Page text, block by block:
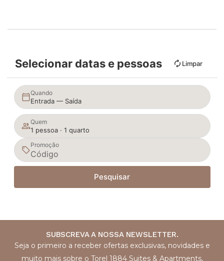
Selecionar datas e pessoas Limpar
Quando
Entrada — Saída
Quem
1 pessoa · 1 quarto
Promoção
Pesquisar
SUBSCREVA A NOSSA NEWSLETTER.
Seja o primeiro a receber ofertas exclusivas, novidades e
muito mais sobre o Torel 1884 Suites & Apartments,